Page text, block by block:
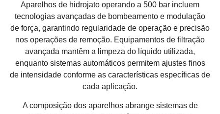
Aparelhos de hidrojato operando a 500 bar incluem
tecnologias avançadas de bombeamento e modulação
de força, garantindo regularidade de operação e precisão
nos operações de remoção. Equipamentos de filtração
avançada mantêm a limpeza do líquido utilizada,
enquanto sistemas automáticos permitem ajustes finos
de intensidade conforme as características específicas de
cada aplicação.
A composição dos aparelhos abrange sistemas de